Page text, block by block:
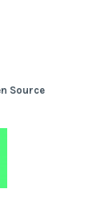
Source